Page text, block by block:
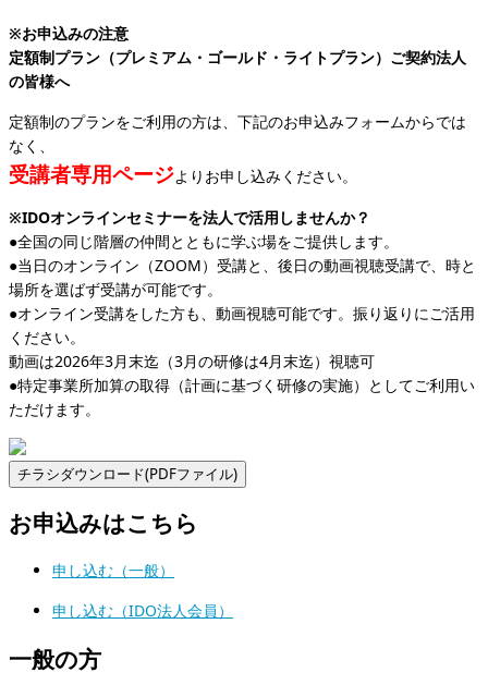
※お申込みの注意
定額制プラン（プレミアム・ゴールド・ライトプラン）ご契約法人
の皆様へ
定額制のプランをご利用の方は、下記のお申込みフォームからでは
なく、
受講者専用ページよりお申し込みください。
※IDOオンラインセミナーを法人で活用しませんか？
●全国の同じ階層の仲間とともに学ぶ場をご提供します。
●当日のオンライン（ZOOM）受講と、後日の動画視聴受講で、時と
場所を選ばず受講が可能です。
●オンライン受講をした方も、動画視聴可能です。振り返りにご活用
ください。
動画は2026年3月末迄（3月の研修は4月末迄）視聴可
●特定事業所加算の取得（計画に基づく研修の実施）としてご利用い
ただけます。
お申込みはこちら
申し込む（一般）
申し込む（IDO法人会員）
一般の方